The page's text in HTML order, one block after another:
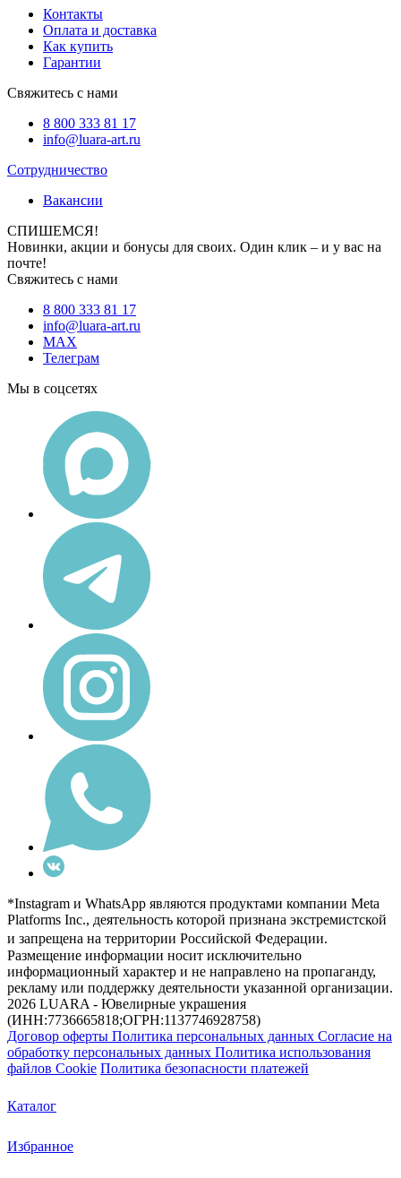
Контакты
Оплата и доставка
Как купить
Гарантии
Свяжитесь с нами
8 800 333 81 17
info@luara-art.ru
Сотрудничество
Вакансии
СПИШЕМСЯ!
Новинки, акции и бонусы для своих. Один клик – и у вас на
почте!
Свяжитесь с нами
8 800 333 81 17
info@luara-art.ru
MAX
Телеграм
Мы в соцсетях
*Instagram и WhatsApp являются продуктами компании Meta
Platforms Inc., деятельность которой признана экстремистской
и запрещена на территории Российской Федерации.
Размещение информации носит исключительно
информационный характер и не направлено на пропаганду,
рекламу или поддержку деятельности указанной организации.
2026 LUARA - Ювелирные украшения
(ИНН:7736665818;ОГРН:1137746928758)
Договор оферты Политика персональных данных Согласие на
обработку персональных данных Политика использования
файлов Cookie Политика безопасности платежей
Каталог
Избранное